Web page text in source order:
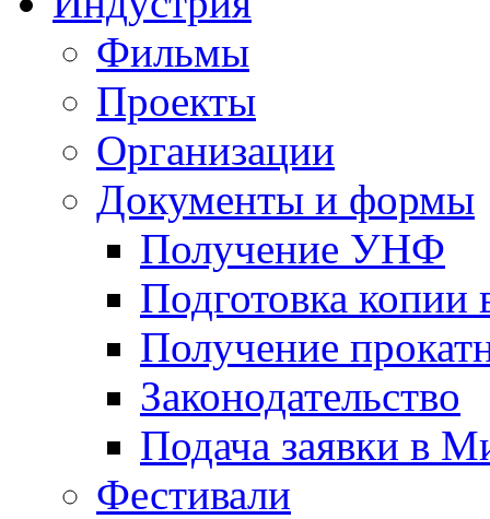
Фильмы
Проекты
Организации
Документы и формы
Получение УНФ
Подготовка копии
Получение
Законодательство
Подача заявки в
Фестивали